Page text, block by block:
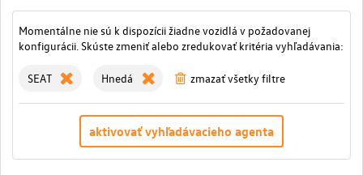
Momentálne nie sú k dispozícii žiadne vozidlá v požadovanej
konfigurácii. Skúste zmeniť alebo zredukovať kritéria vyhľadávania:
SEAT Hnedá zmazať všetky filtre
aktivovať vyhľadávacieho agenta